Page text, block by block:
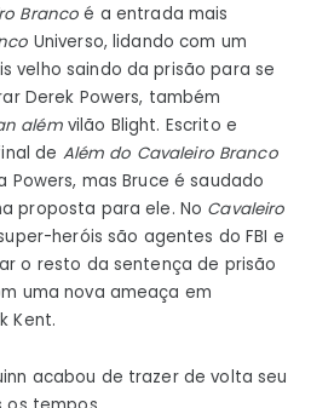
Branco é a entrada mais
Universo, lidando com um
velho saindo da prisão para se
Derek Powers, também
além vilão Blight. Escrito e
de Além do Cavaleiro Branco
mas Bruce é saudado
proposta para ele. No Cavaleiro
heróis são agentes do FBI e
o resto da sentença de prisão
uma nova ameaça em
Kent.
acabou de trazer de volta seu